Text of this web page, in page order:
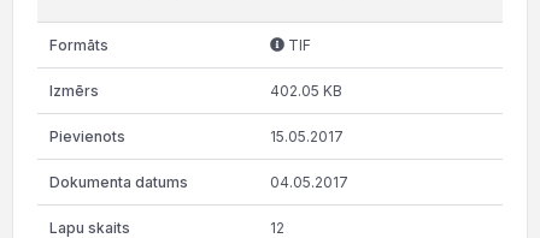
TIF
402.05 KB
15.05.2017
04.05.2017
12